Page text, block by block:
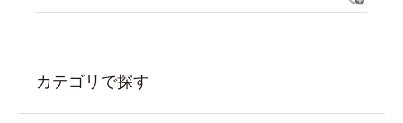
カテゴリで探す